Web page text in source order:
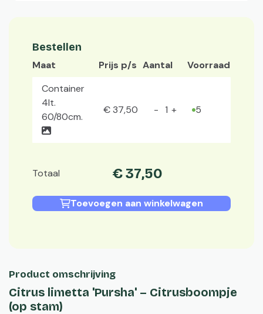
Bestellen
Maat Prijs p/s Aantal
Voorraad
Container
4lt.
60/80cm.
€37,50 5
Totaal €37,50
Toevoegen aan winkelwagen
Product omschrijving
Citrus limetta 'Pursha' – Citrusboompje
(op stam)